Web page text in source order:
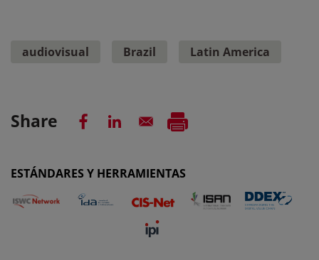
audiovisual Brazil Latin America
Share
ESTÁNDARES Y HERRAMIENTAS